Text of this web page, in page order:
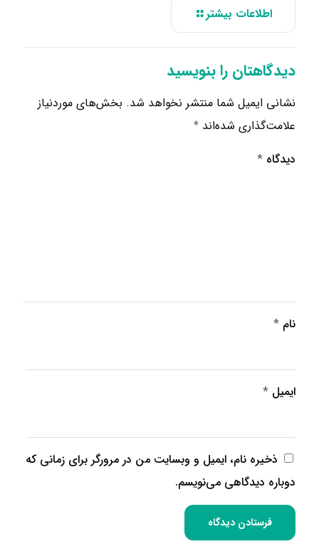
اطلاعات بیشتر
دیدگاهتان را بنویسید
نشانی ایمیل شما منتشر نخواهد شد. بخش‌های موردنیاز
علامت‌گذاری شده‌اند *
دیدگاه *
نام *
ایمیل *
ذخیره نام، ایمیل و وبسایت من در مرورگر برای زمانی که
دوباره دیدگاهی می‌نویسم.